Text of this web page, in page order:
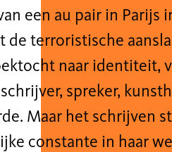
een au pair in Parijs
de terroristische
naar identiteit,
spreker,
Maar het schrijven
constante in haar